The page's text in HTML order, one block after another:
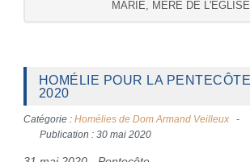
MARIE, MÈRE DE L'ÉGLISE
HOMÉLIE POUR LA
2020
Catégorie : Homélies de Dom Armand Veilleux
Publication : 30 mai 2020